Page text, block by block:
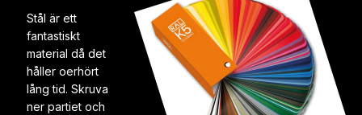
Stål är ett
fantastiskt
material då det
håller oerhört
lång tid. Skruva
ner partiet och